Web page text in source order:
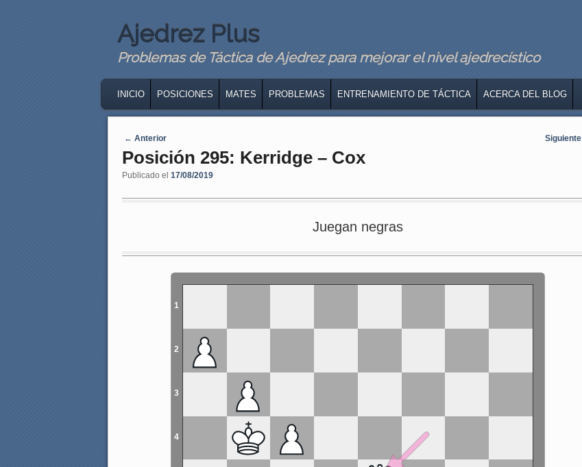
Ajedrez Plus
Problemas de Táctica de Ajedrez para mejorar el nivel ajedrecístico
SKIP TO PRIMARY CONTENT
SKIP TO SECONDARY CONTENT
INICIO POSICIONES MATES PROBLEMAS ENTRENAMIENTO DE TÁCTICA ACERCA DEL BLOG
Navegaci�n de entradas
← Anterior Siguiente
Posición 295: Kerridge – Cox
Publicado el 17/08/2019
Juegan negras
1
2
3
4